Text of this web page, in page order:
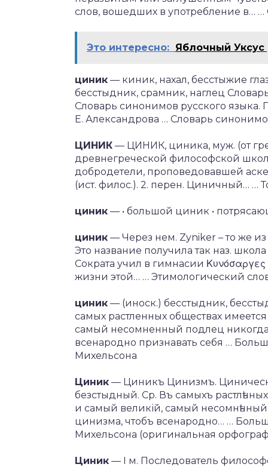
слов, вошедших в употребление в… …
Это интересно: Яблочный
циник — киник, нахал, бесстыжие
бесстыдник, срамник, наглец
Словарь синонимов русского языка.
Е. Александрова … Словарь
ЦИНИК — ЦИНИК, циника, муж. (от
древнегреческой философской
добродетели, проповедовавшей
(ист. филос.). 2. перен. Циничный… …
циник — • большой циник •
циник — Через нем. Zyniker – то же из
Это название получила так наз.
Сократа учил в гимнасии
жизни этой… … Этимологический
циник — (иноск.) бесстыдник,
самых растленных обществах
самый несомненный подлец
всенародно признавать себя …
Михельсона
Циник — Циникъ Цинизмъ.
безстыдный. Ср. Въ самыхъ
и самый великій, самый
цинизма, чтобъ всенародно… …
Михельсона (оригинальная
Циник — I м. Последователь